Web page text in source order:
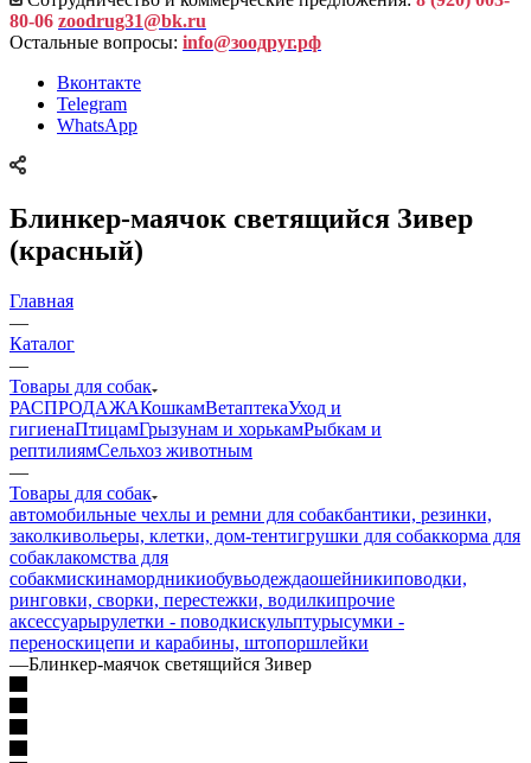
80-06 zoodrug31@bk.ru
Остальные вопросы: info@зоодруг.рф
Вконтакте
Telegram
WhatsApp
Блинкер-маячок светящийся Зивер
(красный)
Главная
—
Каталог
—
Товары для собак
РАСПРОДАЖАКошкамВетаптекаУход и
гигиенаПтицамГрызунам и хорькамРыбкам и
рептилиямСельхоз животным
—
Товары для собак
автомобильные чехлы и ремни для собакбантики, резинки,
заколкивольеры, клетки, дом-тентигрушки для собаккорма для
собаклакомства для
собакмискинамордникиобувьодеждаошейникиповодки,
ринговки, сворки, перестежки, водилкипрочие
аксессуарырулетки - поводкискульптурысумки -
переноскицепи и карабины, штопоршлейки
—Блинкер-маячок светящийся Зивер